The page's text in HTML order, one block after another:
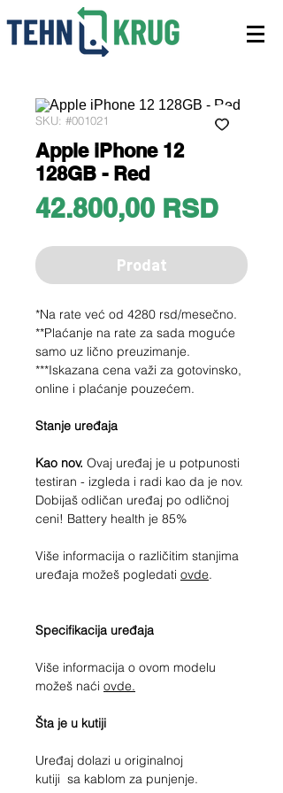
SKU: #001021
Apple iPhone 12
128GB - Red
42.800,00 RSDPrice
Prodat
*Na rate već od 4280 rsd/mesečno.
**Plaćanje na rate za sada moguće
samo uz lično preuzimanje.
***Iskazana cena važi za gotovinsko,
online i plaćanje pouzećem.
Stanje uređaja
Kao nov. Ovaj uređaj je u potpunosti
testiran - izgleda i radi kao da je nov.
Dobijaš odličan uređaj po odličnoj
ceni! Battery health je 85%
Više informacija o različitim stanjima
uređaja možeš pogledati ovde.
Specifikacija uređaja
Više informacija o ovom modelu
možeš naći ovde.
Šta je u kutiji
Uređaj dolazi u originalnoj
kutiji sa kablom za punjenje.